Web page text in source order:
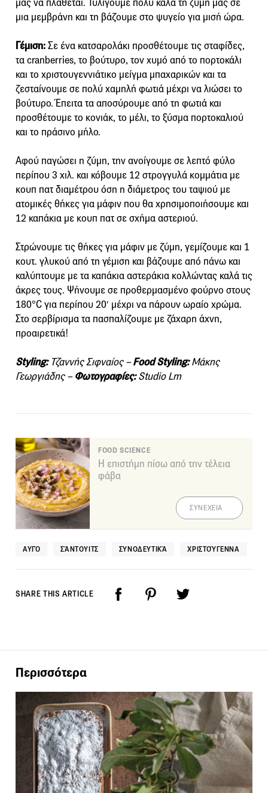
μας να πλάθεται. Τυλίγουμε πολύ καλά τη ζύμη μας σε
μια μεμβράνη και τη βάζουμε στο ψυγείο για μισή ώρα.
Γέμιση:Σε ένα κατσαρολάκι προσθέτουμε τις σταφίδες,
τα cranberries, το βούτυρο, τον χυμό από το πορτοκάλι
και το χριστουγεννιάτικο μείγμα μπαχαρικών και τα
ζεσταίνουμε σε πολύ χαμηλή φωτιά μέχρι να λιώσει το
βούτυρο. Έπειτα τα αποσύρουμε από τη φωτιά και
προσθέτουμε το κονιάκ, το μέλι, το ξύσμα πορτοκαλιού
και το πράσινο μήλο.
Αφού παγώσει η ζύμη, την ανοίγουμε σε λεπτό φύλο
περίπου 3 χιλ. και κόβουμε 12 στρογγυλά κομμάτια με
κουπ πατ διαμέτρου όση η διάμετρος του ταψιού με
ατομικές θήκες για μάφιν που θα χρησιμοποιήσουμε και
12 καπάκια με κουπ πατ σε σχήμα αστεριού.
Στρώνουμε τις θήκες για μάφιν με ζύμη, γεμίζουμε και 1
κουτ. γλυκού από τη γέμιση και βάζουμε από πάνω και
καλύπτουμε με τα καπάκια αστεράκια κολλώντας καλά τις
άκρες τους. Ψήνουμε σε προθερμασμένο φούρνο στους
180°C για περίπου 20′ μέχρι να πάρουν ωραίο χρώμα.
Στο σερβίρισμα τα πασπαλίζουμε με ζάχαρη άχνη,
προαιρετικά!
Styling:Τζαννής Σιφναίος –Food Styling:Μάκης
Γεωργιάδης –Φωτογραφίες:Studio Lm
FOOD SCIENCE
Η επιστήμη πίσω από την τέλεια
φάβα
ΣΥΝΕΧΕΙΑ
ΑΥΓΌ ΣΆΝΤΟΥΙΤΣ ΣΥΝΟΔΕΥΤΙΚΆ ΧΡΙΣΤΟΎΓΕΝΝΑ
SHARE THIS ARTICLE
Περισσότερα